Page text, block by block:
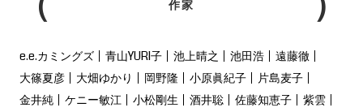
作家
e.e.カミングズ 青山YURI子 池上晴之 池田浩
遠藤徹
大篠夏彦
大畑ゆかり 岡野隆 小原眞紀子
片島麦子
金井純
ケニー敏江 小松剛生 酒井聡 佐藤知恵子
紫雲